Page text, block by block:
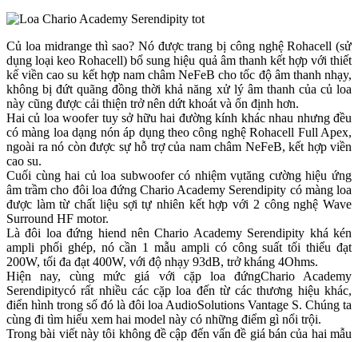
Củ loa midrange thì sao? Nó được trang bị công nghệ Rohacell (sử
dụng loại keo Rohacell) bổ sung hiệu quả âm thanh kết hợp với thiết
kế viền cao su kết hợp nam châm NeFeB cho tốc độ âm thanh nhạy,
không bị đứt quãng đồng thời khả năng xử lý âm thanh của củ loa
này cũng được cải thiện trở nên dứt khoát và ổn định hơn.
Hai củ loa woofer tuy sở hữu hai đường kính khác nhau nhưng đều
có màng loa dạng nón áp dụng theo công nghệ Rohacell Full Apex,
ngoài ra nó còn được sự hỗ trợ của nam châm NeFeB, kết hợp viền
cao su.
Cuối cùng hai củ loa subwoofer có nhiệm vụtăng cường hiệu ứng
âm trầm cho đôi loa đứng Chario Academy Serendipity có màng loa
được làm từ chất liệu sợi tự nhiên kết hợp với 2 công nghệ Wave
Surround HF motor.
Là đôi loa đứng hiend nên Chario Academy Serendipity khá kén
ampli phối ghép, nó cần 1 mẫu ampli có công suất tối thiểu đạt
200W, tối đa đạt 400W, với độ nhạy 93dB, trở kháng 4Ohms.
Hiện nay, cùng mức giá với cặp loa đứngChario Academy
Serendipitycó rất nhiều các cặp loa đến từ các thương hiệu khác,
điển hình trong số đó là đôi loa AudioSolutions Vantage S. Chúng ta
cùng đi tìm hiểu xem hai model này có những điểm gì nổi trội.
Trong bài viết này tôi không đề cập đến vấn đề giá bán của hai mẫu